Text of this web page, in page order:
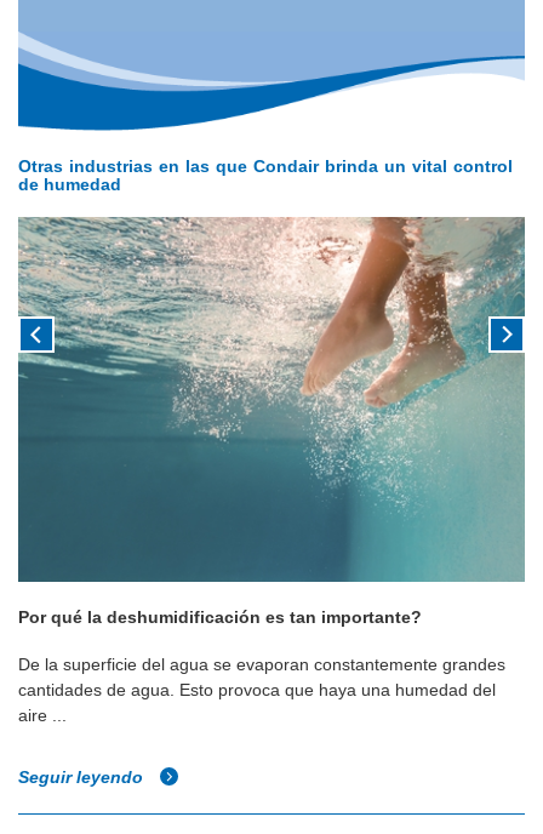
Otras industrias en las que Condair brinda un vital control
de humedad
Por qué la deshumidificación es tan importante?
De la superficie del agua se evaporan constantemente grandes
cantidades de agua. Esto provoca que haya una humedad del
aire ...
Seguir leyendo